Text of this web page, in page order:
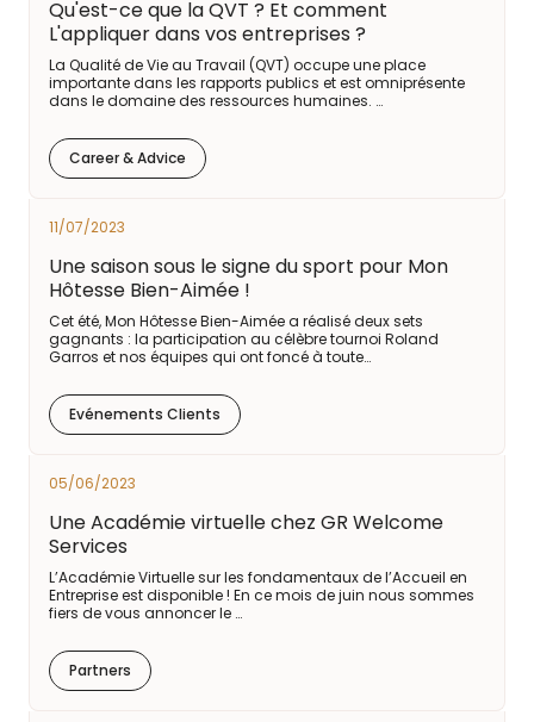
Qu'est-ce que la QVT ? Et comment
L'appliquer dans vos entreprises ?
La Qualité de Vie au Travail (QVT) occupe une place
importante dans les rapports publics et est omniprésente
dans le domaine des ressources humaines. …
Career & Advice
11/07/2023
Une saison sous le signe du sport pour Mon
Hôtesse Bien-Aimée !
Cet été, Mon Hôtesse Bien-Aimée a réalisé deux sets
gagnants : la participation au célèbre tournoi Roland
Garros et nos équipes qui ont foncé à toute…
Evénements Clients
05/06/2023
Une Académie virtuelle chez GR Welcome
Services
L’Académie Virtuelle sur les fondamentaux de l’Accueil en
Entreprise est disponible ! En ce mois de juin nous sommes
fiers de vous annoncer le …
Partners